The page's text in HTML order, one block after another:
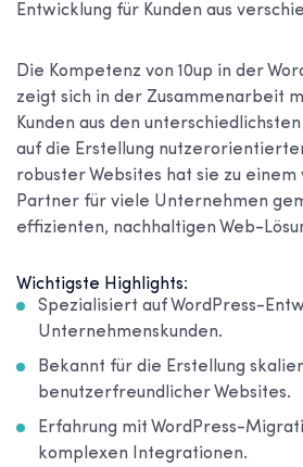
Entwicklung für Kunden aus
Die Kompetenz von 10up in der
zeigt sich in der Zusammenarbeit
Kunden aus den
auf die Erstellung
robuster Websites hat sie zu
Partner für viele Unternehmen
effizienten, nachhaltigen Web-
Wichtigste Highlights:
Spezialisiert auf WordPress-
Unternehmenskunden.
Bekannt für die Erstellung
benutzerfreundlicher Websites.
Erfahrung mit WordPress-
komplexen Integrationen.